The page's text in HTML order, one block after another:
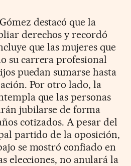
destacó que la
derechos y recordó
que las mujeres que
su carrera profesional
puedan sumarse hasta
Por otro lado, la
que las personas
jubilarse de forma
cotizados. A pesar del
partido de la oposición,
se mostró confiado en
elecciones, no anulará la